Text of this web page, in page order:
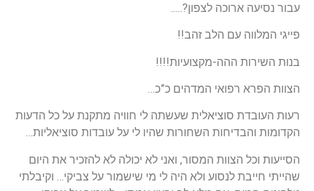
עבור נסיעה ארוכה לצפון?…..
פייגי המלווה עם הלב זהב!!
בנות השירות ההה-מקצועיות!!!!
הצוות הפרא רפואי המדהים כ”כ…
רעות העובדת סוציאלית שעשתה לי חוויה מתקנת על כל הדעות
הקדומות והבדיחות השחורות שהיו לי על עובדות סוציאליות…
הסייעות וכל הצוות המסור, ואני לא יכולה לא להזכיר את היום
שהייתי חייבת לנסוע ולא היה לי מי שישמור על צביקי… וקיבלתי